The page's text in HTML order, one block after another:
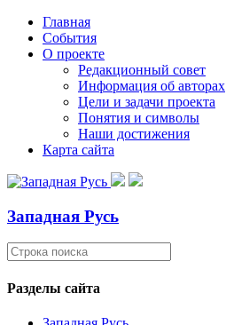
Главная
События
О проекте
Редакционный совет
Информация об авторах
Цели и задачи проекта
Понятия и символы
Наши достижения
Карта сайта
Западная Русь
Разделы сайта